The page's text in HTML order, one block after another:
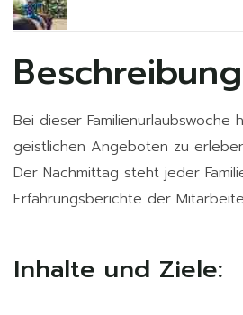
Beschreibung
Bei dieser
geistlichen Angeboten zu
Der Nachmittag steht jeder
Erfahrungsberichte der
Inhalte und Ziele: